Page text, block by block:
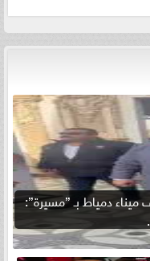
دمياط بـ ”مسيرة”: